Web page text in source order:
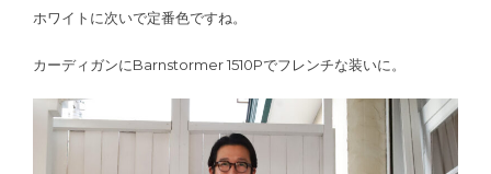
ホワイトに次いで定番色ですね。
カーディガンにBarnstormer 1510Pでフレンチな装いに。